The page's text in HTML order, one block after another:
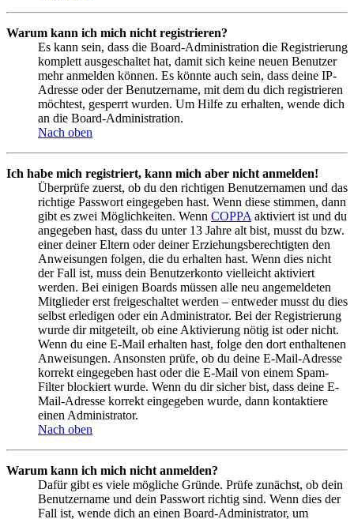
Warum kann ich mich nicht registrieren?
Es kann sein, dass die Board-Administration die Registrierung
komplett ausgeschaltet hat, damit sich keine neuen Benutzer
mehr anmelden können. Es könnte auch sein, dass deine IP-
Adresse oder der Benutzername, mit dem du dich registrieren
möchtest, gesperrt wurden. Um Hilfe zu erhalten, wende dich
an die Board-Administration.
Nach oben
Ich habe mich registriert, kann mich aber nicht anmelden!
Überprüfe zuerst, ob du den richtigen Benutzernamen und das
richtige Passwort eingegeben hast. Wenn diese stimmen, dann
gibt es zwei Möglichkeiten. Wenn COPPA aktiviert ist und du
angegeben hast, dass du unter 13 Jahre alt bist, musst du bzw.
einer deiner Eltern oder deiner Erziehungsberechtigten den
Anweisungen folgen, die du erhalten hast. Wenn dies nicht
der Fall ist, muss dein Benutzerkonto vielleicht aktiviert
werden. Bei einigen Boards müssen alle neu angemeldeten
Mitglieder erst freigeschaltet werden – entweder musst du dies
selbst erledigen oder ein Administrator. Bei der Registrierung
wurde dir mitgeteilt, ob eine Aktivierung nötig ist oder nicht.
Wenn du eine E-Mail erhalten hast, folge den dort enthaltenen
Anweisungen. Ansonsten prüfe, ob du deine E-Mail-Adresse
korrekt eingegeben hast oder die E-Mail von einem Spam-
Filter blockiert wurde. Wenn du dir sicher bist, dass deine E-
Mail-Adresse korrekt eingegeben wurde, dann kontaktiere
einen Administrator.
Nach oben
Warum kann ich mich nicht anmelden?
Dafür gibt es viele mögliche Gründe. Prüfe zunächst, ob dein
Benutzername und dein Passwort richtig sind. Wenn dies der
Fall ist, wende dich an einen Board-Administrator, um